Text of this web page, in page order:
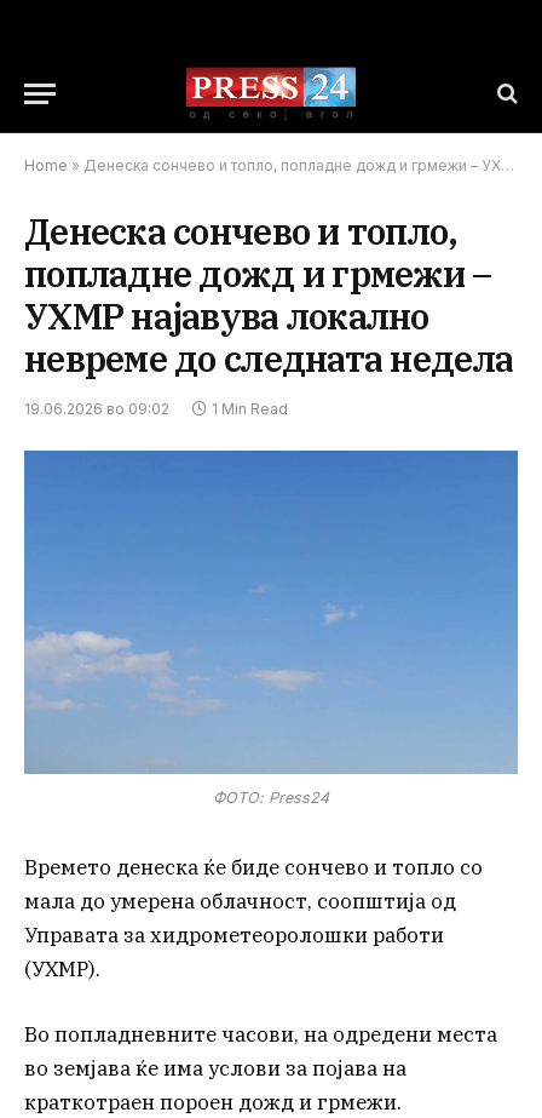
Home » Денеска сончево и топло, попладне дожд и грмежи – УХМР најавува локално невреме до следната недела
Денеска сончево и топло,
попладне дожд и грмежи –
УХМР најавува локално
невреме до следната недела
19.06.2026 во 09:02 1 Min Read
ФОТО: Press24
Времето денеска ќе биде сончево и топло со
мала до умерена облачност, соопштија од
Управата за хидрометеоролошки работи
(УХМР).
Во попладневните часови, на одредени места
во земјава ќе има услови за појава на
краткотраен пороен дожд и грмежи.